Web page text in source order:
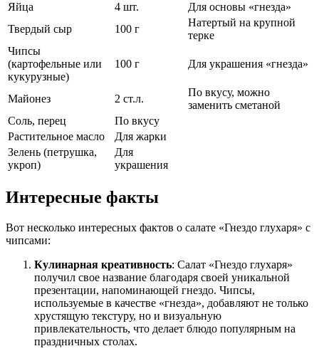
Яйца
4 шт.
Для основы «гнезда»
Твердый сыр
100 г
Натертый на крупной
терке
Чипсы
(картофельные или
кукурузные)
100 г Для украшения «гнезда»
Майонез 2 ст.л.
По вкусу, можно
заменить сметаной
Соль, перец
По вкусу
Растительное масло
Для жарки
Зелень (петрушка,
укроп)
Для
украшения
Интересные факты
Вот несколько интересных фактов о салате «Гнездо глухаря» с
чипсами:
Кулинарная креативность: Салат «Гнездо глухаря»
получил свое название благодаря своей уникальной
презентации, напоминающей гнездо. Чипсы,
используемые в качестве «гнезда», добавляют не только
хрустящую текстуру, но и визуальную
привлекательность, что делает блюдо популярным на
праздничных столах.